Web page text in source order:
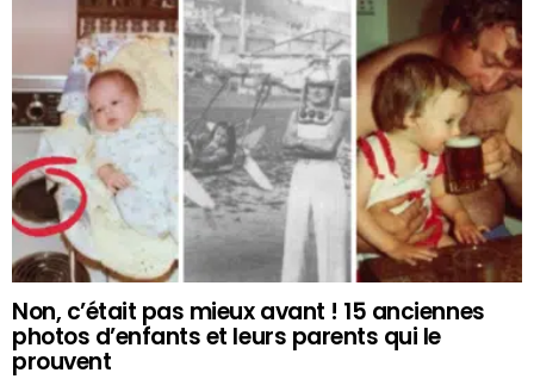
Non, c’était pas mieux avant ! 15 anciennes
photos d’enfants et leurs parents qui le
prouvent